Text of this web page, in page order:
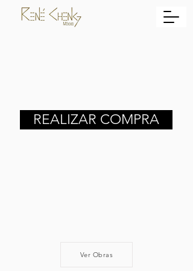
REALIZAR COMPRA
Ver Obras